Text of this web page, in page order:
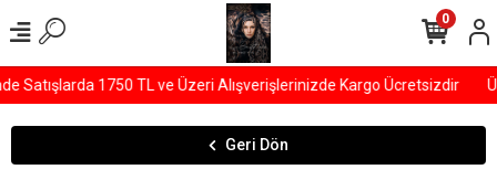
1750 TL ve Üzeri Alışverişlerinizde Kargo Ücretsizdir
0
Geri Dön